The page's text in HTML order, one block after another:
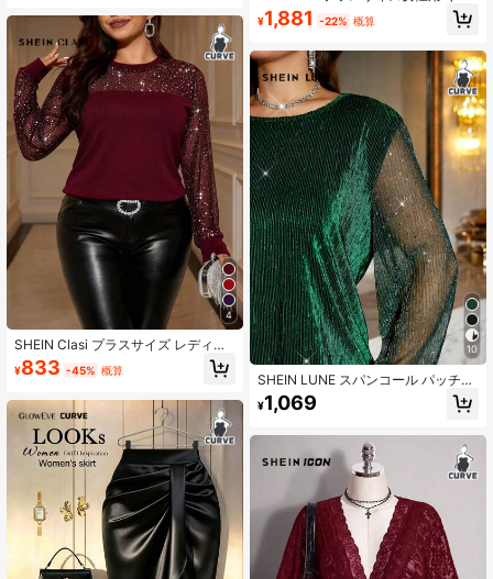
ーツ、イブニングデート、パーティ
ーに適しています
4
SHEIN Clasi プラスサイズ レディー
ス スパンコール パッチワーク ラウ
ンドネック 長袖 ファッショナブルト
¥833 -45% 概算
ザー入りVネック 長袖ブラウス
¥1,881 -22% 概算
10
SHEIN LUNE スパンコール パッチワ
ーク 多機能 プラスサイズ グリーン
プリーツ ベルベット スプライシング
ャイニートップ、ウィンター ニュー
イヤー シャイニー、セクシークリス
マストップ、ウィンター
¥1,069